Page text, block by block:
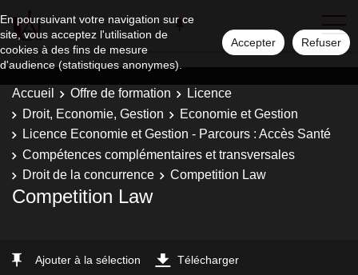
En poursuivant votre navigation sur ce
site, vous acceptez l'utilisation de
cookies à des fins de mesure
d'audience (statistiques anonymes).
Accepter Refuser
Accueil Offre de formation
Licence
Droit, Economie, Gestion
Economie et Gestion
Licence Economie et Gestion - Parcours : Accès Santé
Compétences complémentaires et transversales
Droit de la concurrence
Competition Law
Competition Law
Ajouter à la sélection Télécharger